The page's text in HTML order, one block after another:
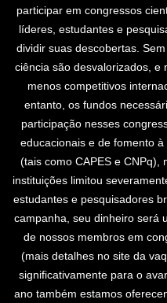
participar em congressos
líderes, estudantes e
dividir suas descobertas.
ciência são desvalorizados, e
menos competitivos
entanto, os fundos
participação nesses
educacionais e de fomento
(tais como CAPES e CNPq),
instituições limitou
estudantes e pesquisadores
campanha, seu dinheiro será
de nossos membros em
(mais detalhes no site da
significativamente para o
ano também estamos